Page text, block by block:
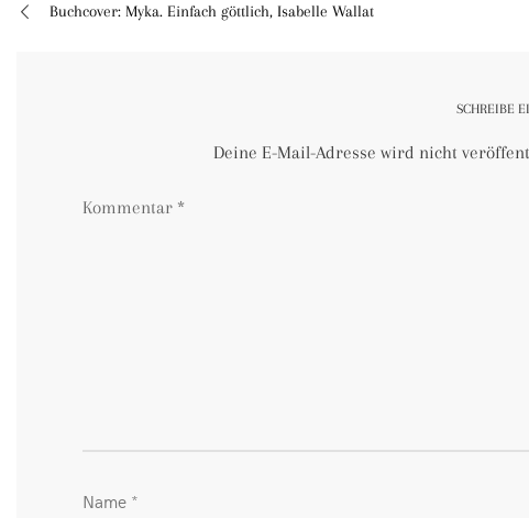
Beitragsnavigation
Buchcover: Myka. Einfach göttlich, Isabelle Wallat
SCHREIBE
Deine E-Mail-Adresse wird nicht
Kommentar *